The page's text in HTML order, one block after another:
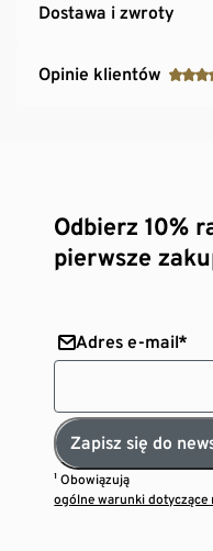
Dostawa i zwroty
Opinie klientów
Odbierz 10%
pierwsze
Adres e-mail*
Zapisz się do
¹ Obowiązują
ogólne warunki